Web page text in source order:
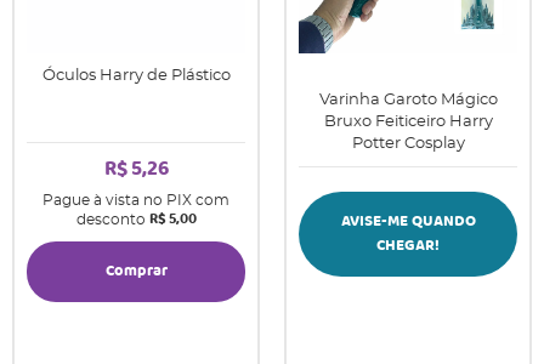
Óculos Harry de Plástico
R$ 5,26
Pague à vista no PIX com
desconto R$ 5,00
Comprar
Varinha Garoto Mágico
Bruxo Feiticeiro Harry
Potter Cosplay
AVISE-ME QUANDO
CHEGAR!